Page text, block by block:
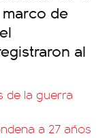
de
al
de la guerra
a 27 años